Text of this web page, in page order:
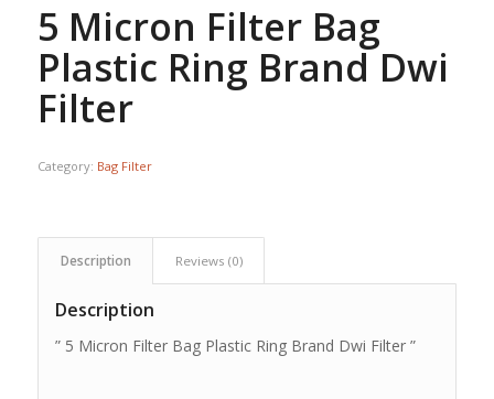
5 Micron Filter Bag
Plastic Ring Brand Dwi
Filter
Category: Bag Filter
Description Reviews (0)
Description
” 5 Micron Filter Bag Plastic Ring Brand Dwi Filter ”